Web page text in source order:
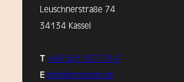
Leuschnerstraße 74
34134 Kassel
T +49 561 937 79-0
E info@prochrist.de